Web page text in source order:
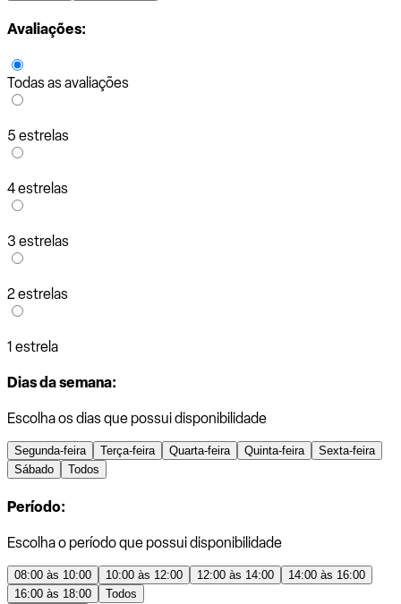
Avaliações:
Todas as avaliações
5 estrelas
4 estrelas
3 estrelas
2 estrelas
1 estrela
Dias da semana:
Escolha os dias que possui disponibilidade
Segunda-feira Terça-feira Quarta-feira Quinta-feira
Sexta-feira
Sábado
Todos
Período:
Escolha o período que possui disponibilidade
08:00 às 10:00 10:00 às 12:00 12:00 às 14:00
14:00 às 16:00
16:00 às 18:00
Todos